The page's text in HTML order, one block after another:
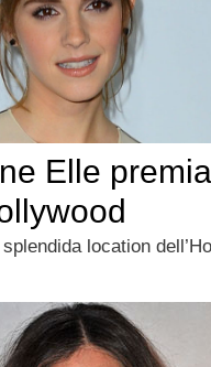
Elle
location